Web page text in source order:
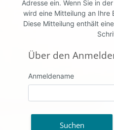
Adresse ein. Wenn Sie in
wird eine Mitteilung an Ihre
Diese Mitteilung enthält
Über den
Über den
Anmeldename